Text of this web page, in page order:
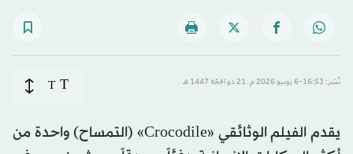
نُشر: 16:53-6 يونيو 2026 م ـ 21 ذو الحِجّة 1447 هـ T
T
يقدم الفيلم الوثائقي «Crocodile» (التمساح) واحدة من